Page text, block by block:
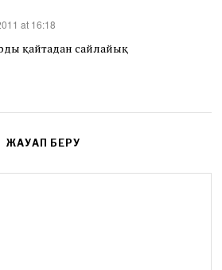
at 16:18
қайтадан сайлайық
ЖАУАП БЕРУ